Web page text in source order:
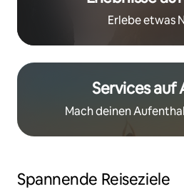
Erlebe etwas
Services auf
Mach deinen
Spannende Reiseziele